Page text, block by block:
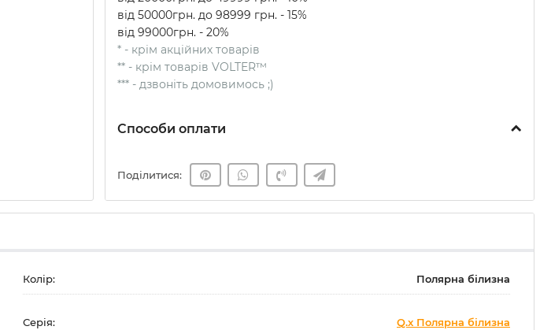
від 50000грн. до 98999 грн. - 15%
від 99000грн. - 20%
* - крім акційних товарів
** - крім товарів VOLTER™
*** - дзвоніть домовимось ;)
Способи оплати
Поділитися:
Колір: Полярна білизна
Серія: Q.x Полярна білизна